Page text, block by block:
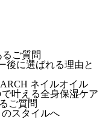
ご質問
後に選ばれる理由と
ネイルオイル
叶える全身保湿ケア
ご質問
スタイルへ